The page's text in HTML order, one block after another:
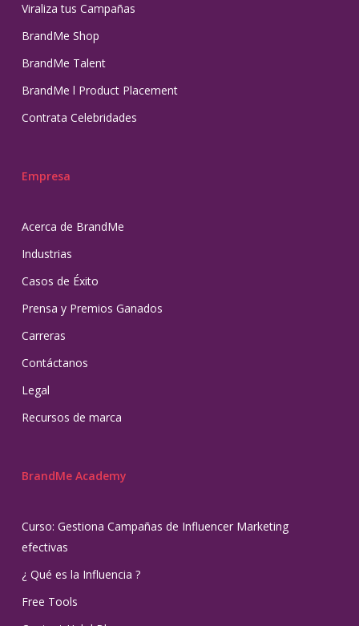
Viraliza tus Campañas
BrandMe Shop
BrandMe Talent
BrandMe l Product Placement
Contrata Celebridades
Empresa
Acerca de BrandMe
Industrias
Casos de Éxito
Prensa y Premios Ganados
Carreras
Contáctanos
Legal
Recursos de marca
BrandMe Academy
Curso: Gestiona Campañas de Influencer Marketing
efectivas
¿ Qué es la Influencia ?
Free Tools